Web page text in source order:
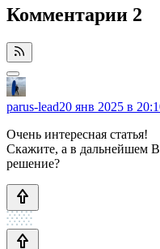
Комментарии 2
parus-lead20 янв 2025 в
Очень интересная статья!
Скажите, а в дальнейшем
решение?